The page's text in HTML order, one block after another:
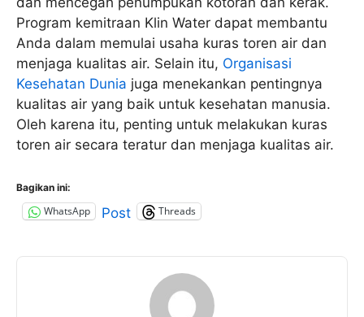
Program kemitraan Klin Water dapat membantu
Anda dalam memulai usaha kuras toren air dan
menjaga kualitas air. Selain itu, Organisasi
Kesehatan Dunia juga menekankan pentingnya
kualitas air yang baik untuk kesehatan manusia.
Oleh karena itu, penting untuk melakukan kuras
toren air secara teratur dan menjaga kualitas air.
Bagikan ini:
WhatsApp Post Threads